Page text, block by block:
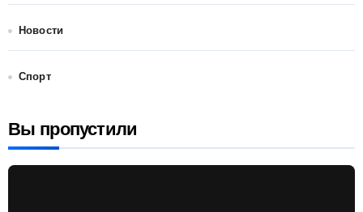
Новости
Спорт
Вы пропустили